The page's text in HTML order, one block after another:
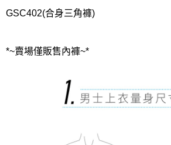
GSC402(合身三角褲)
*~賣場僅販售內褲~*